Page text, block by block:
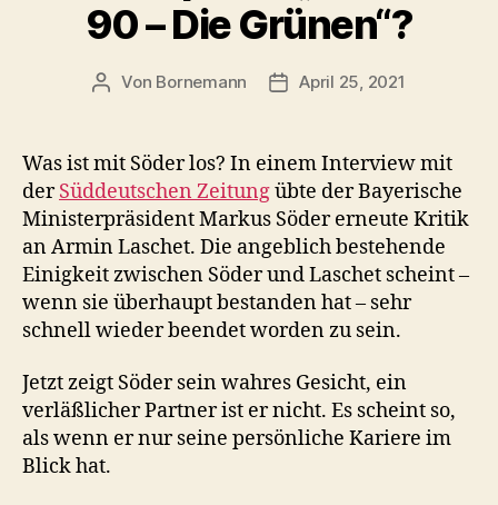
90 – Die Grünen“?
Beitragsautor
Von Bornemann Veröffentlichungsdatum
April 25, 2021
Was ist mit Söder los? In einem Interview mit
derSüddeutschen Zeitungübte der Bayerische
Ministerpräsident Markus Söder erneute Kritik
an Armin Laschet. Die angeblich bestehende
Einigkeit zwischen Söder und Laschet scheint –
wenn sie überhaupt bestanden hat – sehr
schnell wieder beendet worden zu sein.
Jetzt zeigt Söder sein wahres Gesicht, ein
verläßlicher Partner ist er nicht. Es scheint so,
als wenn er nur seine persönliche Kariere im
Blick hat.